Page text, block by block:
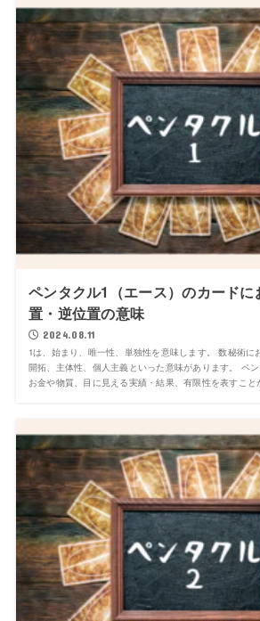
ペンタクル1（エース）のカード
置・逆位置の意味
2024.08.11
1は、始まり、唯一性、単独性を意味します。 数秘術に
開拓、主体性、個人主義といった意味があります。 ペン
お金や物質、目に見える実績・結果、有限性を表すこと